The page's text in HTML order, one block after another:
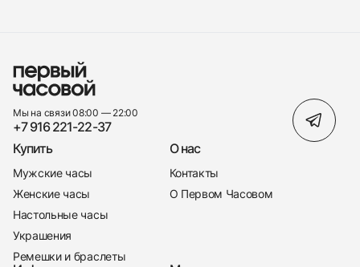
Мы на связи 08:00 — 22:00
+7 916 221-22-37
Купить
Мужские часы
Женские часы
Настольные часы
Украшения
Ремешки и браслеты
О нас
Контакты
О Первом Часовом